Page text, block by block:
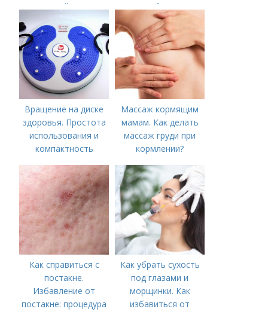
калорийность
нагрубанием,
необходимо
предпринять
следующие действия:
Вращение на диске
здоровья. Простота
использования и
компактность
Массаж кормящим
мамам. Как делать
массаж груди при
кормлении?
Как справиться с
постакне.
Избавление от
постакне: процедура
Как убрать сухость
под глазами и
морщинки. Как
избавиться от